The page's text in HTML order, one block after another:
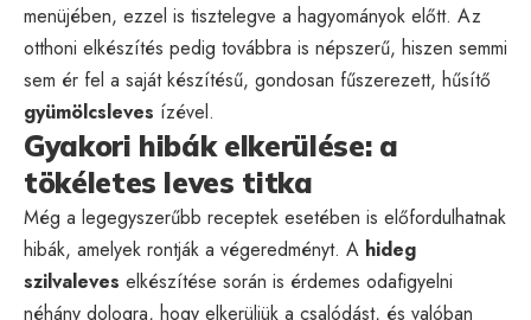
menüjében, ezzel is tisztelegve a hagyományok előtt. Az
otthoni elkészítés pedig továbbra is népszerű, hiszen semmi
sem ér fel a saját készítésű, gondosan fűszerezett, hűsítő
gyümölcsleves ízével.
Gyakori hibák elkerülése: a
tökéletes leves titka
Még a legegyszerűbb receptek esetében is előfordulhatnak
hibák, amelyek rontják a végeredményt. A hideg
szilvaleves elkészítése során is érdemes odafigyelni
néhány dologra, hogy elkerüljük a csalódást, és valóban